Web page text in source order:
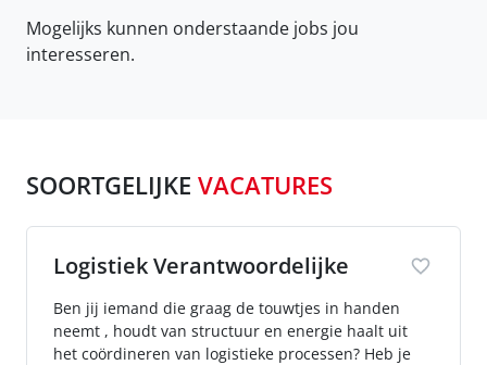
Mogelijks kunnen onderstaande jobs jou
interesseren.
SOORTGELIJKE VACATURES
Logistiek Verantwoordelijke
Ben jij iemand die graag de touwtjes in handen
neemt , houdt van structuur en energie haalt uit
het coördineren van logistieke processen? Heb je